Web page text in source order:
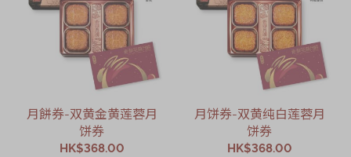
月餅券-双黄金黄莲蓉月
饼券
HK$368.00
月饼券-双黄纯白莲蓉月
饼券
HK$368.00